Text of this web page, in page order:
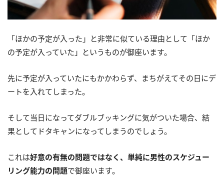
「ほかの予定が入った」と非常に似ている理由として「ほか
の予定が入っていた」というものが御座います。
先に予定が入っていたにもかかわらず、まちがえてその日にデ
ートを入れてしまった。
そして当日になってダブルブッキングに気がついた場合、結
果としてドタキャンになってしまうのでしょう。
これは好意の有無の問題ではなく、単純に男性のスケジュー
リング能力の問題で御座います。